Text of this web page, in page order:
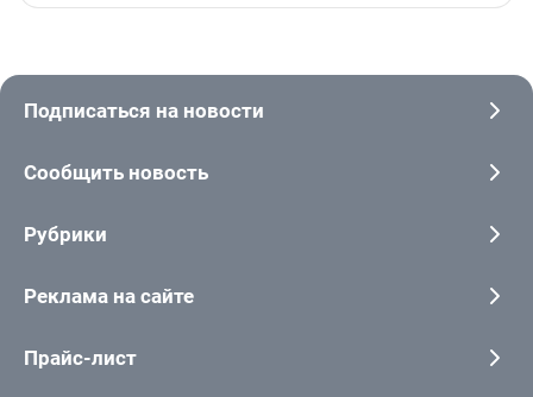
Подписаться на новости
Сообщить новость
Рубрики
Реклама на сайте
Прайс-лист